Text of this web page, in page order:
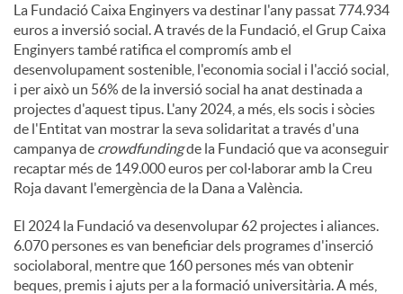
La Fundació Caixa Enginyers va destinar l'any passat 774.934
euros a inversió social. A través de la Fundació, el Grup Caixa
Enginyers també ratifica el compromís amb el
desenvolupament sostenible, l'economia social i l'acció social,
i per això un 56% de la inversió social ha anat destinada a
projectes d'aquest tipus. L'any 2024, a més, els socis i sòcies
de l'Entitat van mostrar la seva solidaritat a través d'una
campanya de crowdfundingde la Fundació que va aconseguir
recaptar més de 149.000 euros per col·laborar amb la Creu
Roja davant l'emergència de la Dana a València.
El 2024 la Fundació va desenvolupar 62 projectes i aliances.
6.070 persones es van beneficiar dels programes d'inserció
sociolaboral, mentre que 160 persones més van obtenir
beques, premis i ajuts per a la formació universitària. A més,